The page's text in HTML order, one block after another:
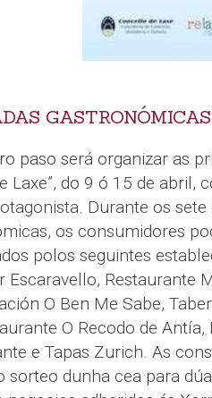
GASTRONÓMICAS
paso será organizar as
Laxe”, do 9 ó 15 de
Durante os sete
os consumidores
polos seguintes
Escaravello, Restaurante
O Ben Me Sabe,
O Recodo de Antía,
e Tapas Zurich. As
sorteo dunha cea para